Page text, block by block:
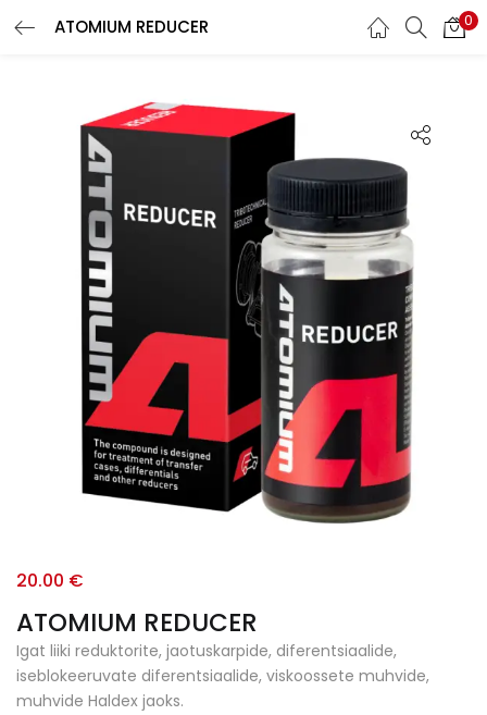
ATOMIUM REDUCER 0
ATOMIUM REDUCER
20.00 €
Igat liiki reduktorite, jaotuskarpide, diferentsiaalide,
iseblokeeruvate diferentsiaalide, viskoossete muhvide,
muhvide Haldex jaoks.